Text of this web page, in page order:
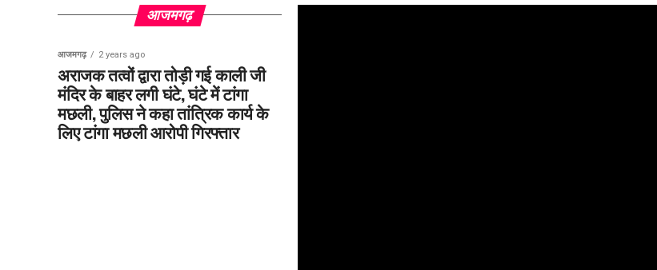
आजमगढ़
आजमगढ़ 2 years ago
अराजक तत्वों द्वारा तोड़ी गई काली जी
मंदिर के बाहर लगी घंटे, घंटे में टांगा
मछली, पुलिस ने कहा तांत्रिक कार्य के
लिए टांगा मछली आरोपी गिरफ्तार